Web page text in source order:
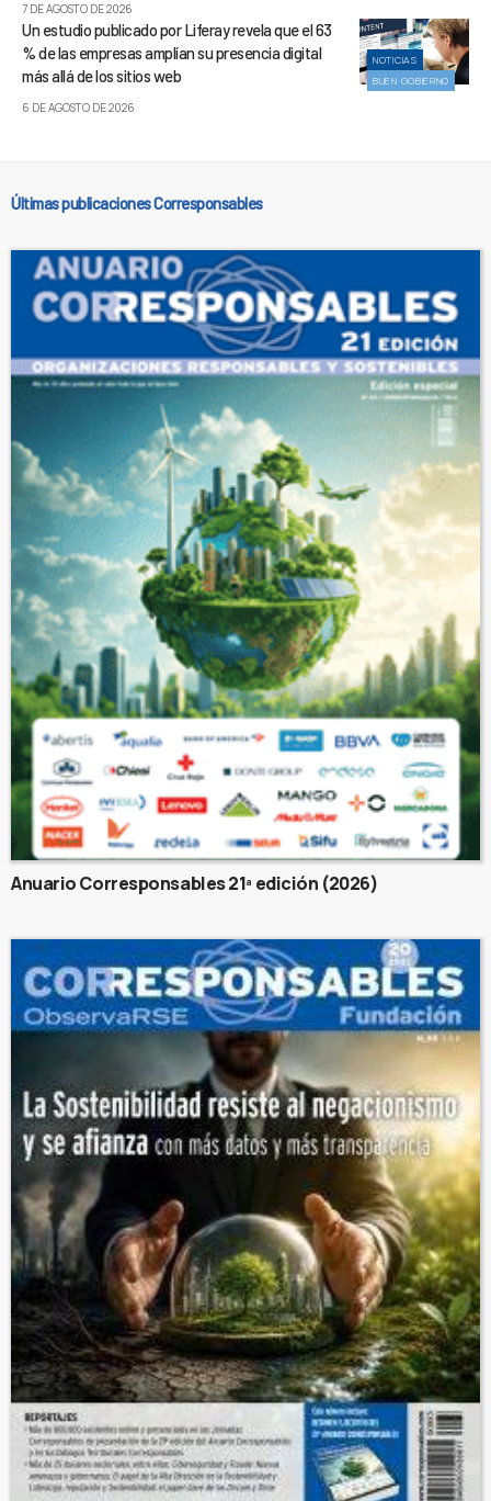
7 DE AGOSTO DE 2026
NOTICIAS
BUEN GOBIERNO
Un estudio publicado por Liferay revela que el 63
% de las empresas amplían su presencia digital
más allá de los sitios web
6 DE AGOSTO DE 2026
Últimas publicaciones Corresponsables
Anuario Corresponsables 21ª edición (2026)